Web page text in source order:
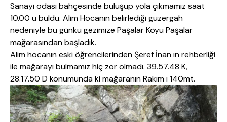
Sanayi odası bahçesinde buluşup yola çıkmamız saat
10.00 u buldu. Alim Hocanın belirlediği güzergah
nedeniyle bu günkü gezimize Paşalar Köyü Paşalar
mağarasından başladık.
Alim hocanın eski öğrencilerinden Şeref İnan ın rehberliği
ile mağarayı bulmamız hiç zor olmadı. 39.57.48 K,
28.17.50 D konumunda ki mağaranınRakım ı 140mt.